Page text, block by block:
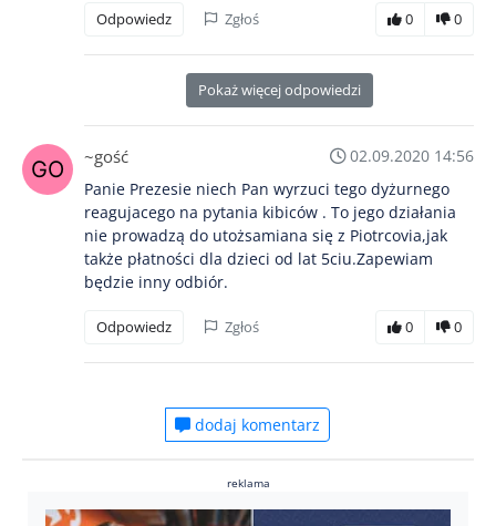
Odpowiedz Zgłoś 0 0
Pokaż więcej odpowiedzi
~gość
02.09.2020 14:56
Panie Prezesie niech Pan wyrzuci tego dyżurnego
reagujacego na pytania kibiców . To jego działania
nie prowadzą do utożsamiana się z Piotrcovia,jak
także płatności dla dzieci od lat 5ciu.Zapewiam
będzie inny odbiór.
Odpowiedz Zgłoś 0 0
dodaj komentarz
reklama